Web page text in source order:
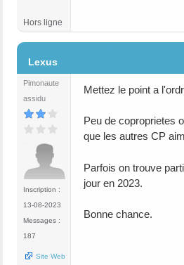
Hors ligne
Lexus
Pimonaute
assidu
Inscription :
13-08-2023
Messages :
187
Site Web
Mettez le point a
Peu de coproprietes
que les autres CP
Parfois on trouve
jour en 2023.
Bonne chance.